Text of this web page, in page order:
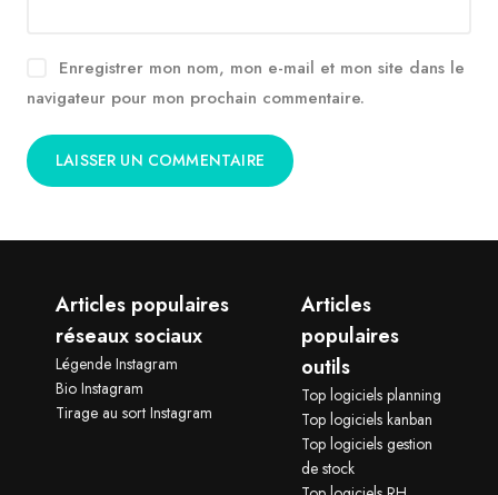
Enregistrer mon nom, mon e-mail et mon site dans le
navigateur pour mon prochain commentaire.
Articles populaires
réseaux sociaux
Légende Instagram
Bio Instagram
Tirage au sort Instagram
Articles
populaires
outils
Top logiciels planning
Top logiciels kanban
Top logiciels gestion
de stock